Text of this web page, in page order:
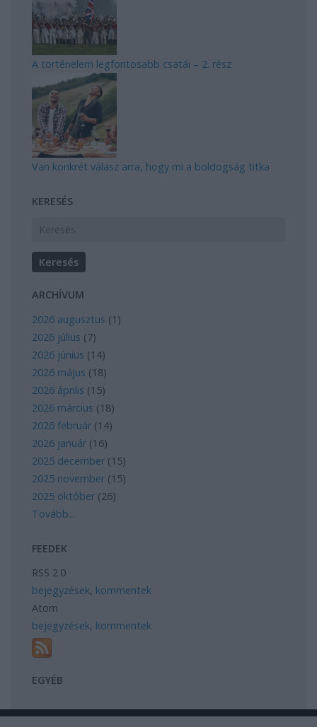
A történelem legfontosabb csatái – 2. rész
Van konkrét válasz arra, hogy mi a boldogság titka
KERESÉS
ARCHÍVUM
2026 augusztus (1 )
2026 július (7)
2026 június (14)
2026 május (18)
2026 április (15)
2026 március (18)
2026 február (14)
2026 január (16)
2025 december (15)
2025 november (15)
2025 október (26)
Tovább...
FEEDEK
RSS 2.0
bejegyzések, kommentek
Atom
bejegyzések, kommentek
EGYÉB